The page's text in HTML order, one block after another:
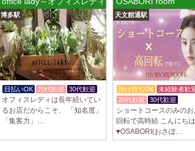
博多駅
日払いOK 20代歓迎 30代歓迎
オフィスレディは長年続いてい
るお店だからこそ、 「知名度」
「集客力」…
天文館通駅
掛け持ちOK
未経験者歓
20代歓迎
30代歓迎
ショートコースのみの
回転で高時給 こんにちは
♥️OSABORI(おさぼ…